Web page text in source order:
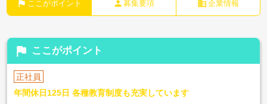
flag ここがポイント person 募集要項 business 企業情報
flag ここがポイント
正社員
年間休日125日 各種教育制度も充実しています